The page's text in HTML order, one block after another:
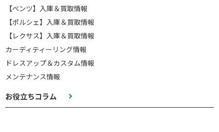
【ベンツ】入庫＆買取情報
【ポルシェ】入庫＆買取情報
【レクサス】入庫＆買取情報
カーディティーリング情報
ドレスアップ＆カスタム情報
メンテナンス情報
お役立ちコラム